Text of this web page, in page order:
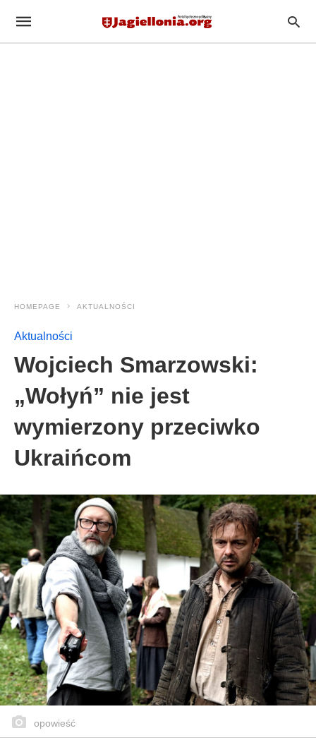
HOMEPAGE AKTUALNOŚCI
Aktualności
Wojciech Smarzowski:
„Wołyń” nie jest
wymierzony przeciwko
Ukraińcom
opowieść